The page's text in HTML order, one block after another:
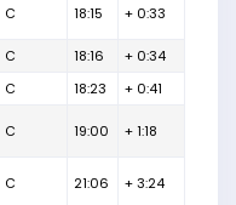
C 18:15 + 0:33
C 18:16
+ 0:34
C 18:23 + 0:41
C 19:00 + 1:18
C 21:06 + 3:24